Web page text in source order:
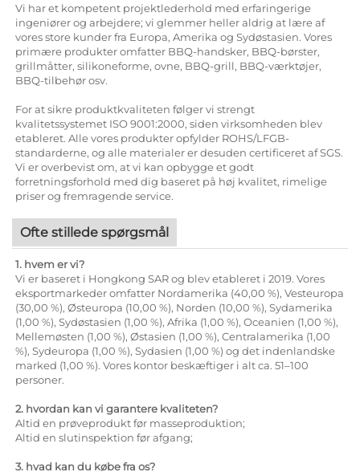
Vi har et kompetent projektlederhold med erfaringerige
ingeniører og arbejdere; vi glemmer heller aldrig at lære af
vores store kunder fra Europa, Amerika og Sydøstasien. Vores
primære produkter omfatter BBQ-handsker, BBQ-børster,
grillmåtter, silikoneforme, ovne, BBQ-grill, BBQ-værktøjer,
BBQ-tilbehør osv.
For at sikre produktkvaliteten følger vi strengt
kvalitetssystemet ISO 9001:2000, siden virksomheden blev
etableret. Alle vores produkter opfylder ROHS/LFGB-
standarderne, og alle materialer er desuden certificeret af SGS.
Vi er overbevist om, at vi kan opbygge et godt
forretningsforhold med dig baseret på høj kvalitet, rimelige
priser og fremragende service.
Ofte stillede spørgsmål
1. hvem er vi?
Vi er baseret i Hongkong SAR og blev etableret i 2019. Vores
eksportmarkeder omfatter Nordamerika (40,00 %), Vesteuropa
(30,00 %), Østeuropa (10,00 %), Norden (10,00 %), Sydamerika
(1,00 %), Sydøstasien (1,00 %), Afrika (1,00 %), Oceanien (1,00 %),
Mellemøsten (1,00 %), Østasien (1,00 %), Centralamerika (1,00
%), Sydeuropa (1,00 %), Sydasien (1,00 %) og det indenlandske
marked (1,00 %). Vores kontor beskæftiger i alt ca. 51–100
personer.
2. hvordan kan vi garantere kvaliteten?
Altid en prøveprodukt før masseproduktion;
Altid en slutinspektion før afgang;
3. hvad kan du købe fra os?